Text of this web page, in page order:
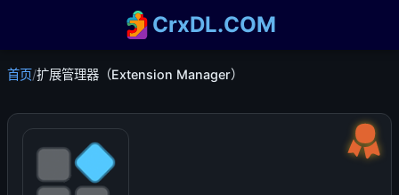
CrxDL.COM
首页/扩展管理器（Extension Manager）